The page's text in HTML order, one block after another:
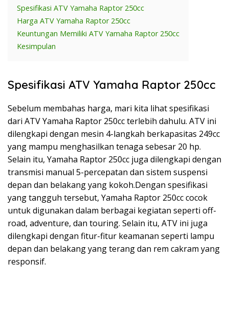
Spesifikasi ATV Yamaha Raptor 250cc
Harga ATV Yamaha Raptor 250cc
Keuntungan Memiliki ATV Yamaha Raptor 250cc
Kesimpulan
Spesifikasi ATV Yamaha Raptor 250cc
Sebelum membahas harga, mari kita lihat spesifikasi
dari ATV Yamaha Raptor 250cc terlebih dahulu. ATV ini
dilengkapi dengan mesin 4-langkah berkapasitas 249cc
yang mampu menghasilkan tenaga sebesar 20 hp.
Selain itu, Yamaha Raptor 250cc juga dilengkapi dengan
transmisi manual 5-percepatan dan sistem suspensi
depan dan belakang yang kokoh.Dengan spesifikasi
yang tangguh tersebut, Yamaha Raptor 250cc cocok
untuk digunakan dalam berbagai kegiatan seperti off-
road, adventure, dan touring. Selain itu, ATV ini juga
dilengkapi dengan fitur-fitur keamanan seperti lampu
depan dan belakang yang terang dan rem cakram yang
responsif.